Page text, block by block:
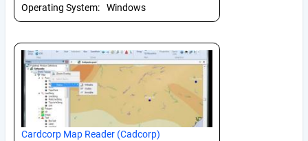
Operating System:
Windows
Cardcorp Map Reader (Cadcorp)